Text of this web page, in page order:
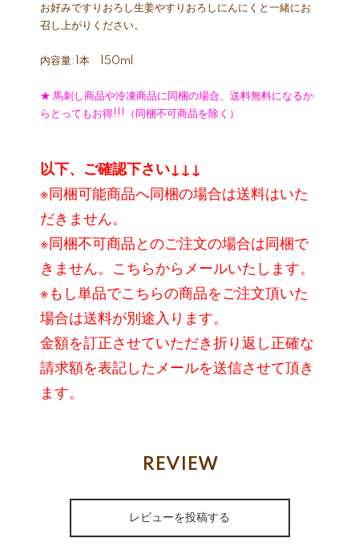
お好みですりおろし生姜やすりおろしにんにくと一緒にお
召し上がりください。
内容量:1本 150ml
★ 馬刺し商品や冷凍商品に同梱の場合、送料無料になるか
らとってもお得!!!（同梱不可商品を除く）
以下、ご確認下さい↓↓↓
※同梱可能商品へ同梱の場合は送料はいた
だきません。
※同梱不可商品とのご注文の場合は同梱で
きません。こちらからメールいたします。
※もし単品でこちらの商品をご注文頂いた
場合は送料が別途入ります。
金額を訂正させていただき折り返し正確な
請求額を表記したメールを送信させて頂き
ます。
REVIEW
レビューを投稿する